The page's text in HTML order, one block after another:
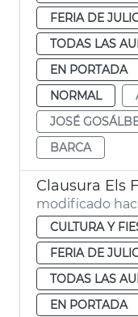
FERIA DE
TODAS LAS
EN PORTADA
NORMAL
JOSÉ
BARCA
Clausura Els
modificado
CULTURA Y
FERIA DE
TODAS LAS
EN PORTADA